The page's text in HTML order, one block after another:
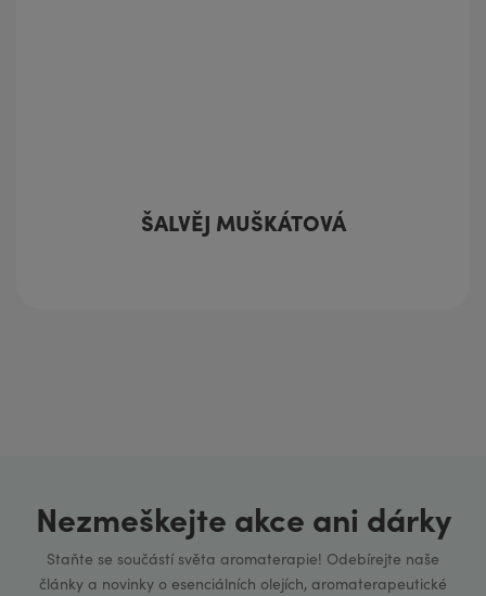
ŠALVĚJ MUŠKÁTOVÁ
Nezmeškejte akce ani dárky
Staňte se součástí světa aromaterapie! Odebírejte naše
články a novinky o esenciálních olejích, aromaterapeutické